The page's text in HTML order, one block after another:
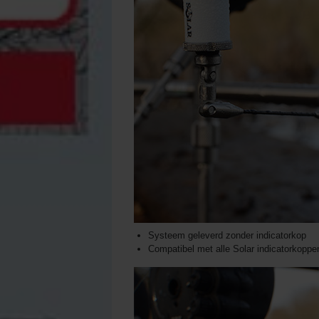
Systeem geleverd zonder indicatorkop
Compatibel met alle Solar